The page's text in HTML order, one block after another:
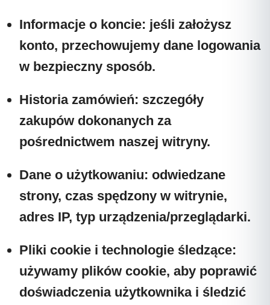
Informacje o koncie: jeśli założysz
konto, przechowujemy dane logowania
w bezpieczny sposób.
Historia zamówień: szczegóły
zakupów dokonanych za
pośrednictwem naszej witryny.
Dane o użytkowaniu: odwiedzane
strony, czas spędzony w witrynie,
adres IP, typ urządzenia/przeglądarki.
Pliki cookie i technologie śledzące:
używamy plików cookie, aby poprawić
doświadczenia użytkownika i śledzić